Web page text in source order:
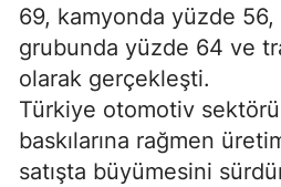
69, kamyonda yüzde
grubunda yüzde 64 ve
olarak gerçekleşti.
Türkiye otomotiv
baskılarına rağmen
satışta büyümesini